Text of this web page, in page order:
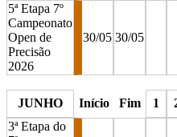
5ª Etapa 7º
Campeonato
Open de
Precisão
2026
30/05 30/05
JUNHO
Início Fim 1
3ª Etapa do